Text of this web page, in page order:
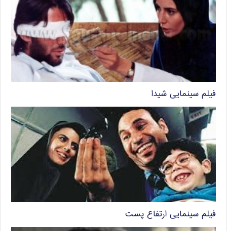
فیلم سینمایی شیدا
فیلم سینمایی ارتفاع پست